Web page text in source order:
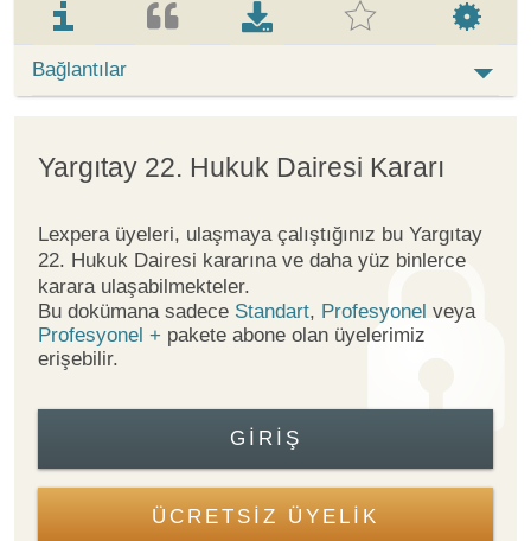
Bağlantılar
Yargıtay 22. Hukuk Dairesi Kararı
Lexpera üyeleri, ulaşmaya çalıştığınız bu Yargıtay
22. Hukuk Dairesi kararına ve daha yüz binlerce
karara ulaşabilmekteler.
Bu dokümana sadece Standart, Profesyonel veya
Profesyonel + pakete abone olan üyelerimiz
erişebilir.
GIRIŞ
ÜCRETSİZ ÜYELİK